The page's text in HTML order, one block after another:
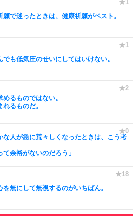
願で迷ったときは、健康祈願がベスト。
でも低気圧のせいにしてはいけない。
めるものではない。
れるものだ。
な人が急に荒々しくなったときは、こう考
て余裕がないのだろう」
を無にして無視するのがいちばん。